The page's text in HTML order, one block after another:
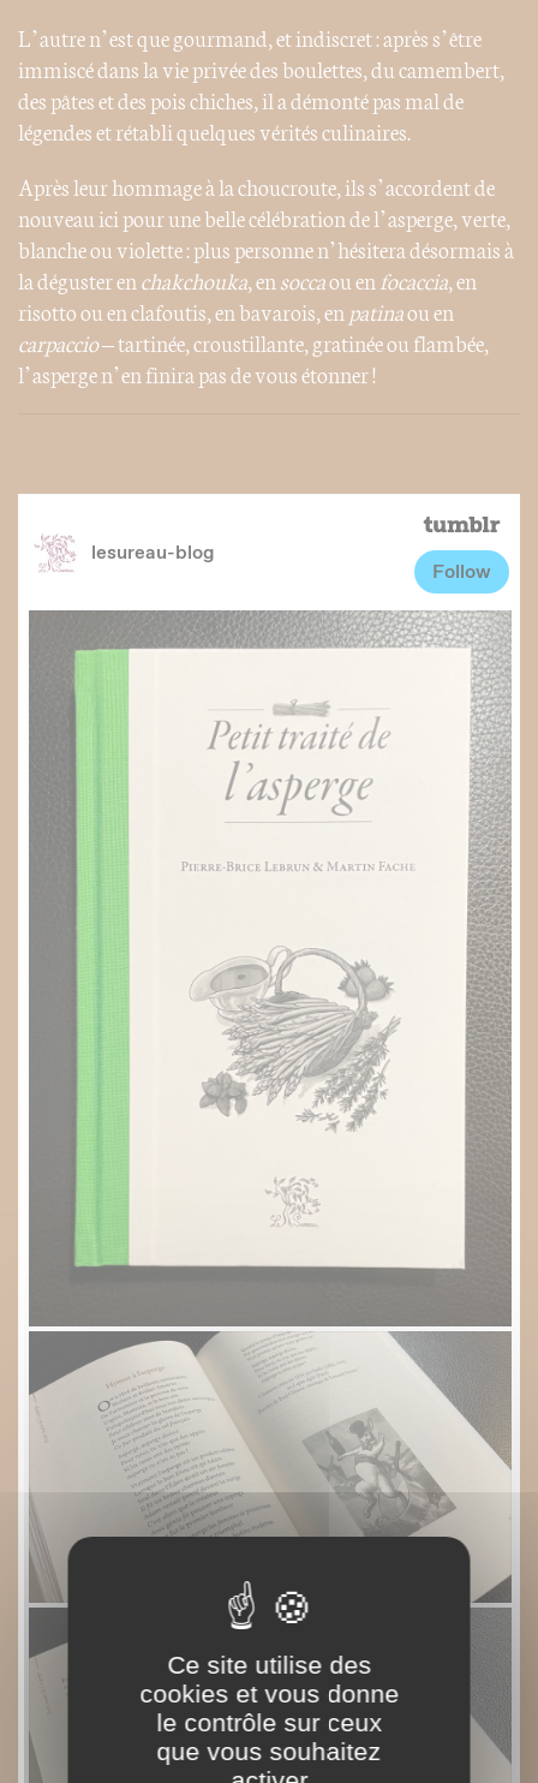
L’autre n’est que gourmand, et indiscret : après s’être
immiscé dans la vie privée des boulettes, du camembert,
des pâtes et des pois chiches, il a démonté pas mal de
légendes et rétabli quelques vérités culinaires.
Après leur hommage à la choucroute, ils s’accordent de
nouveau ici pour une belle célébration de l’asperge, verte,
blanche ou violette : plus personne n’hésitera désormais à
la déguster enchakchouka, ensoccaou en focaccia, en
risotto ou en clafoutis, en bavarois, en patinaou en
carpaccio– tartinée, croustillante, gratinée ou flambée,
l’asperge n’en finira pas de vous étonner !
Ce site utilise des
cookies et vous donne
le contrôle sur ceux
que vous souhaitez